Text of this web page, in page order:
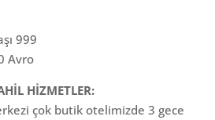
999
Avro
HİZMETLER:
çok butik otelimizde 3 gece